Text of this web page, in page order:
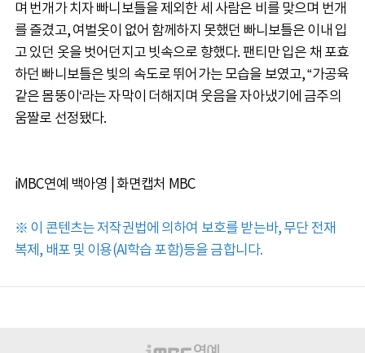
며 번개가 치자 빠니보틀을 제외한 세 사람은 비를 맞으며 번개
를 즐겼고, 여벌옷이 없어 함께하지 못했던 빠니보틀은 이내 입
고 있던 옷을 벗어던지고 빗속으로 향했다. 팬티만 입은 채 포효
하던 빠니보틀은 빛의 속도로 뛰어가는 모습을 보였고, “가공육
같은 몸뚱이‘라는 자막이 더해지며 웃음을 자아냈기에 금주의
움짤로 선정됐다.
iMBC연예 백아영 | 화면캡처 MBC
※ 이 콘텐츠는 저작권법에 의하여 보호를 받는바, 무단 전재
복제, 배포 및 이용(AI학습 포함)등을 금합니다.